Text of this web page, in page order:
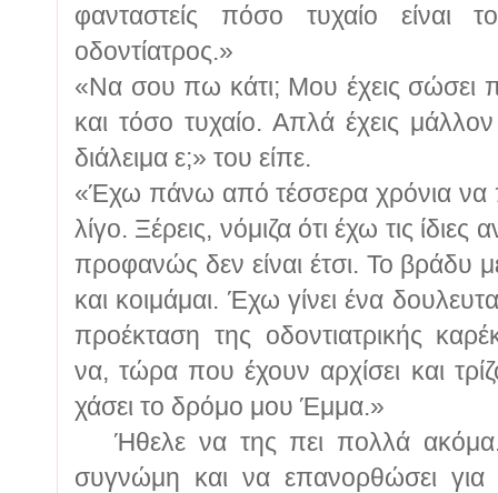
φανταστείς πόσο τυχαίο
οδοντίατρος.»
«Να σου πω κάτι; Μου έχεις σώσει
και τόσο τυχαίο. Απλά έχεις
διάλειμα ε;» του είπε.
«Έχω πάνω από τέσσερα χρόνια να
λίγο. Ξέρεις, νόμιζα ότι έχω τις
προφανώς δεν είναι έτσι. Το βράδυ
και κοιμάμαι. Έχω γίνει ένα
προέκταση της οδοντιατρικής
να, τώρα που έχουν αρχίσει και
χάσει το δρόμο μου Έμμα.»
Ήθελε να της πει πολλά ακόμα.
συγνώμη και να επανορθώσει για